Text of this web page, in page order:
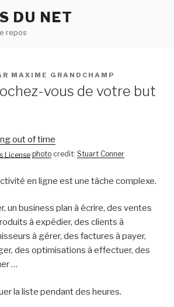
DU NET
repos
MAXIME GRANDCHAMP
vous de votre but
photo credit: Stuart Conner
en ligne est une tâche complexe.
un business plan à écrire, des ventes
à expédier, des clients à
à gérer, des factures à payer,
des optimisations à effectuer, des
…
la liste pendant des heures.